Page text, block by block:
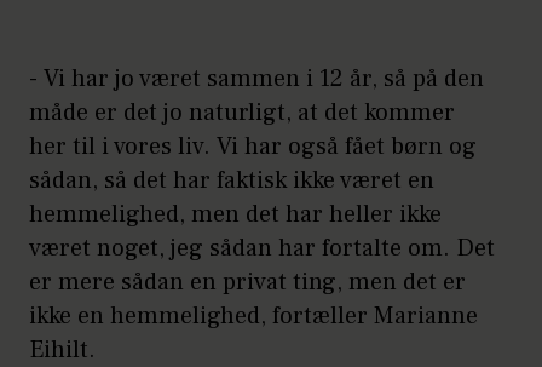
- Vi har jo været sammen i 12 år, så på den
måde er det jo naturligt, at det kommer
her til i vores liv. Vi har også fået børn og
sådan, så det har faktisk ikke været en
hemmelighed, men det har heller ikke
været noget, jeg sådan har fortalte om. Det
er mere sådan en privat ting, men det er
ikke en hemmelighed, fortæller Marianne
Eihilt.